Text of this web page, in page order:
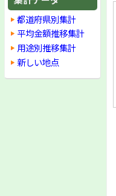
都道府県別集計
平均金額推移集計
用途別推移集計
新しい地点